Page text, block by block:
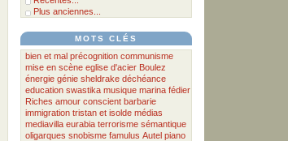
Plus anciennes...
MOTS CLÉS
bien et mal précognition communisme
mise en scène eglise d'acier Boulez
énergie génie sheldrake déchéance
education swastika musique marina fédier
Riches amour conscient barbarie
immigration tristan et isolde médias
mediavilla eurabia terrorisme sémantique
oligarques snobisme famulus Autel piano